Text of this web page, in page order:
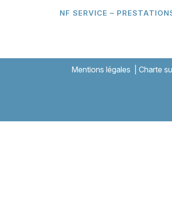
NF SERVICE –
Mentions légales Charte